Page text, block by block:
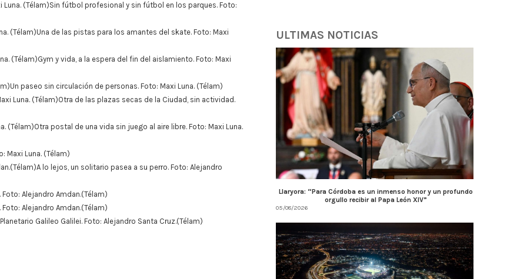
Sin fútbol profesional y sin fútbol en los parques. Foto:
Una de las pistas para los amantes del skate. Foto: Maxi
Gym y vida, a la espera del fin del aislamiento. Foto: Maxi
Un paseo sin circulación de personas. Foto: Maxi Luna. (Télam)
Otra de las plazas secas de la Ciudad, sin actividad.
Otra postal de una vida sin juego al aire libre. Foto: Maxi Luna.
Maxi Luna. (Télam)
A lo lejos, un solitario pasea a su perro. Foto: Alejandro
Foto: Alejandro Amdan.(Télam)
Foto: Alejandro Amdan.(Télam)
Planetario Galileo Galilei. Foto: Alejandro Santa Cruz.(Télam)
ULTIMAS NOTICIAS
Llaryora: “Para Córdoba es un inmenso honor y un profundo
orgullo recibir al Papa León XIV”
05/08/2026